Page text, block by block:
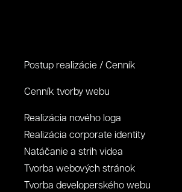
Postup realizácie / Cenník
Cenník tvorby webu
Realizácia nového loga
Realizácia corporate identity
Natáčanie a strih videa
Tvorba webových stránok
Tvorba developerského webu